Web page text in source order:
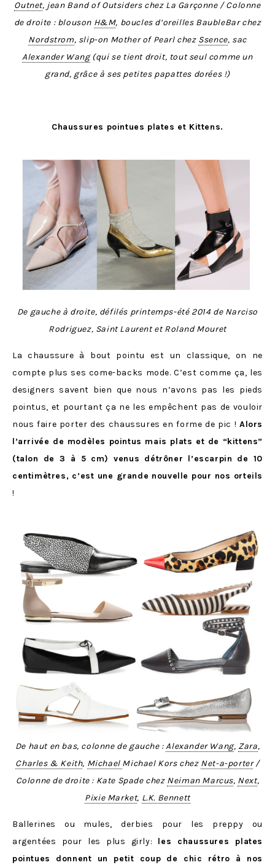
Outnet, jean Band of Outsiders chez La Garçonne / Colonne
de droite : blouson H&M, boucles d’oreilles BaubleBar chez
Nordstrom, slip-on Mother of Pearl chez Ssence, sac
Alexander Wang(qui se tient droit, tout seul comme un
grand, grâce à ses petites papattes dorées !)
Chaussures pointues plates et Kittens.
De gauche à droite, défilés printemps-été 2014 de Narciso
Rodriguez, Saint Laurent et Roland Mouret
La chaussure à bout pointu est un classique, on ne
compte plus ses come-backs mode. C’est comme ça, les
designers savent bien que nous n’avons pas les pieds
pointus, et pourtant ça ne les empêchent pas de vouloir
nous faire porter des chaussures en forme de pic ! Alors
l’arrivée de modèles pointus mais plats et de “kittens”
(talon de 3 à 5 cm) venus détrôner l’escarpin de 10
centimètres, c’est une grande nouvelle pour nos orteils
!
De haut en bas, colonne de gauche :Alexander Wang, Zara,
Charles & Keith, Michael Michael Kors chez Net-a-porter/
Colonne de droite : Kate Spade chez Neiman Marcus, Next,
Pixie Market, L.K. Bennett
Ballerines ou mules, derbies pour les preppy ou
argentées pour les plus girly: les chaussures plates
pointues donnent un petit coup de chic rétro à nos